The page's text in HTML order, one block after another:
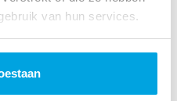
van hun services.